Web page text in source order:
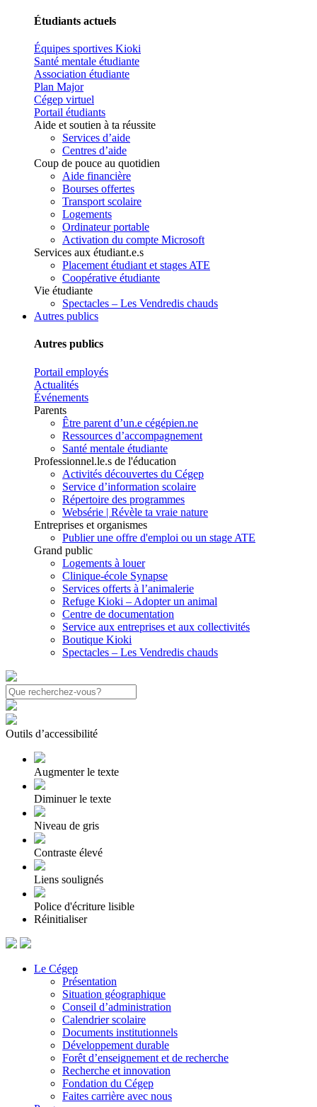
Étudiants actuels
Équipes sportives Kioki
Santé mentale étudiante
Association étudiante
Plan Major
Cégep virtuel
Portail étudiants
Aide et soutien à ta réussite
Services d’aide
Centres d’aide
Coup de pouce au quotidien
Aide financière
Bourses offertes
Transport scolaire
Logements
Ordinateur portable
Activation du compte Microsoft
Services aux étudiant.e.s
Placement étudiant et stages ATE
Coopérative étudiante
Vie étudiante
Spectacles – Les Vendredis chauds
Autres publics
Autres publics
Portail employés
Actualités
Événements
Parents
Être parent d’un.e cégépien.ne
Ressources d’accompagnement
Santé mentale étudiante
Professionnel.le.s de l'éducation
Activités découvertes du Cégep
Service d’information scolaire
Répertoire des programmes
Websérie | Révèle ta vraie nature
Entreprises et organismes
Publier une offre d'emploi ou un stage ATE
Grand public
Logements à louer
Clinique-école Synapse
Services offerts à l’animalerie
Refuge Kioki – Adopter un animal
Centre de documentation
Service aux entreprises et aux collectivités
Boutique Kioki
Spectacles – Les Vendredis chauds
Outils d’accessibilité
Augmenter le texte
Diminuer le texte
Niveau de gris
Contraste élevé
Liens soulignés
Police d'écriture lisible
Réinitialiser
Le Cégep
Présentation
Situation géographique
Conseil d’administration
Calendrier scolaire
Documents institutionnels
Développement durable
Forêt d’enseignement et de recherche
Recherche et innovation
Fondation du Cégep
Faites carrière avec nous